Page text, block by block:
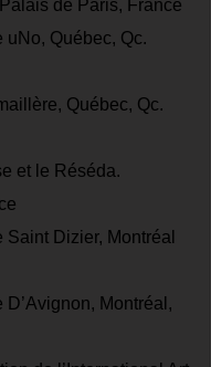
de Paris, France
Québec, Qc.
Québec, Qc.
et le Réséda.
Dizier, Montréal
Montréal,